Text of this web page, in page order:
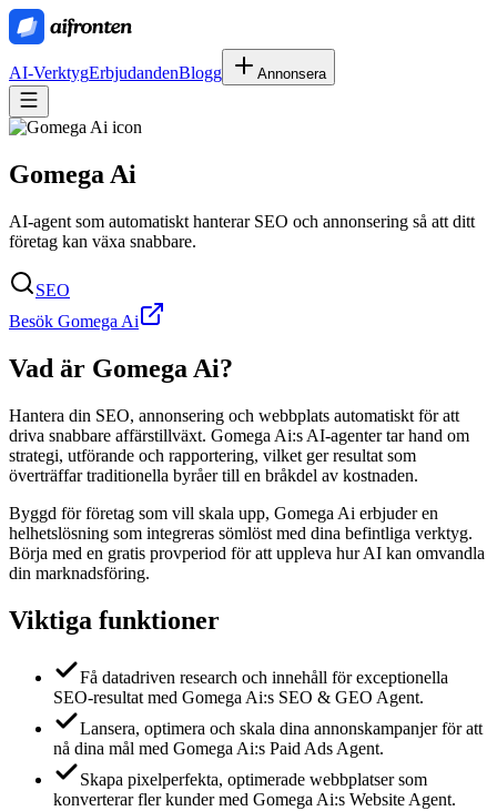
AI-VerktygErbjudandenBlogg Annonsera
Gomega Ai
AI-agent som automatiskt hanterar SEO och annonsering så att ditt
företag kan växa snabbare.
SEO
Besök Gomega Ai
Vad är Gomega Ai?
Hantera din SEO, annonsering och webbplats automatiskt för att
driva snabbare affärstillväxt. Gomega Ai:s AI-agenter tar hand om
strategi, utförande och rapportering, vilket ger resultat som
överträffar traditionella byråer till en bråkdel av kostnaden.
Byggd för företag som vill skala upp, Gomega Ai erbjuder en
helhetslösning som integreras sömlöst med dina befintliga verktyg.
Börja med en gratis provperiod för att uppleva hur AI kan omvandla
din marknadsföring.
Viktiga funktioner
Få datadriven research och innehåll för exceptionella
SEO-resultat med Gomega Ai:s SEO & GEO Agent.
Lansera, optimera och skala dina annonskampanjer för att
nå dina mål med Gomega Ai:s Paid Ads Agent.
Skapa pixelperfekta, optimerade webbplatser som
konverterar fler kunder med Gomega Ai:s Website Agent.